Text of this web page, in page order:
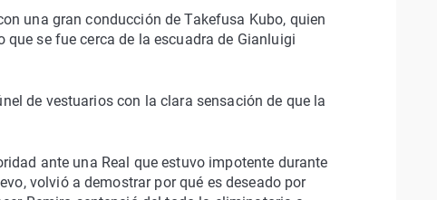
una gran conducción de Takefusa Kubo, quien
se fue cerca de la escuadra de Gianluigi
de vestuarios con la clara sensación de que la
ante una Real que estuvo impotente durante
volvió a demostrar por qué es deseado por